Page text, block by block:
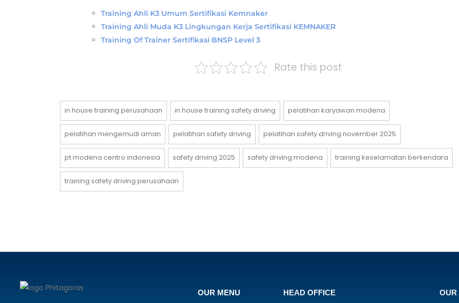
Training Ahli K3 Umum Sertifikasi Kemnaker
Training Ahli Muda K3 Lingkungan Kerja Sertifikasi KEMNAKER
Training Of Trainer Sertifikasi BNSP Level 3
Rate this post
in house training perusahaan in house training safety driving pelatihan karyawan modena
pelatihan mengemudi aman pelatihan safety driving pelatihan safety driving november 2025
pt modena centro indonesia safety driving 2025 safety driving modena training keselamatan berkendara
training safety driving perusahaan
OUR MENU HEAD OFFICE
OUR